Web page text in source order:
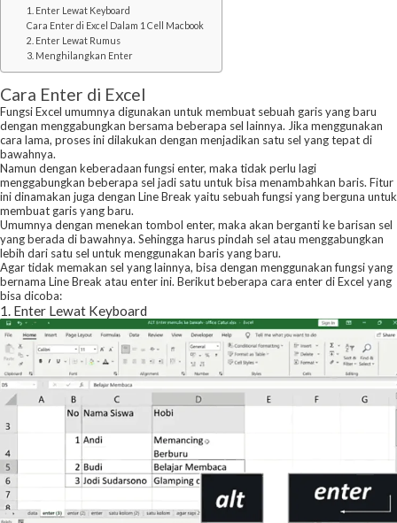
1. Enter Lewat Keyboard
Cara Enter di Excel Dalam 1 Cell Macbook
2. Enter Lewat Rumus
3. Menghilangkan Enter
Cara Enter di Excel
Fungsi Excel umumnya digunakan untuk membuat sebuah garis yang baru
dengan menggabungkan bersama beberapa sel lainnya. Jika menggunakan
cara lama, proses ini dilakukan dengan menjadikan satu sel yang tepat di
bawahnya.
Namun dengan keberadaan fungsi enter, maka tidak perlu lagi
menggabungkan beberapa sel jadi satu untuk bisa menambahkan baris. Fitur
ini dinamakan juga dengan Line Break yaitu sebuah fungsi yang berguna untuk
membuat garis yang baru.
Umumnya dengan menekan tombol enter, maka akan berganti ke barisan sel
yang berada di bawahnya. Sehingga harus pindah sel atau menggabungkan
lebih dari satu sel untuk menggunakan baris yang baru.
Agar tidak memakan sel yang lainnya, bisa dengan menggunakan fungsi yang
bernama Line Break atau enter ini. Berikut beberapa cara enter di Excel yang
bisa dicoba:
1. Enter Lewat Keyboard